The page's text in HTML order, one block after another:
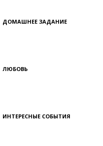
ДОМАШНЕЕ ЗАДАНИЕ
ЛЮБОВЬ
ИНТЕРЕСНЫЕ СОБЫТИЯ